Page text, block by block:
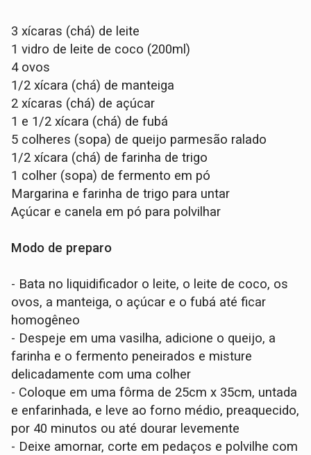
3 xícaras (chá) de leite
1 vidro de leite de coco (200ml)
4 ovos
1/2 xícara (chá) de manteiga
2 xícaras (chá) de açúcar
1 e 1/2 xícara (chá) de fubá
5 colheres (sopa) de queijo parmesão ralado
1/2 xícara (chá) de farinha de trigo
1 colher (sopa) de fermento em pó
Margarina e farinha de trigo para untar
Açúcar e canela em pó para polvilhar
Modo de preparo
- Bata no liquidificador o leite, o leite de coco, os
ovos, a manteiga, o açúcar e o fubá até ficar
homogêneo
- Despeje em uma vasilha, adicione o queijo, a
farinha e o fermento peneirados e misture
delicadamente com uma colher
- Coloque em uma fôrma de 25cm x 35cm, untada
e enfarinhada, e leve ao forno médio, preaquecido,
por 40 minutos ou até dourar levemente
- Deixe amornar, corte em pedaços e polvilhe com